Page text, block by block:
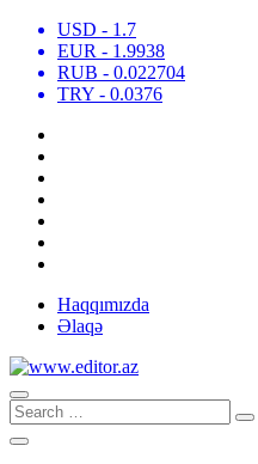
USD - 1.7
EUR - 1.9938
RUB - 0.022704
TRY - 0.0376
Haqqımızda
Əlaqə